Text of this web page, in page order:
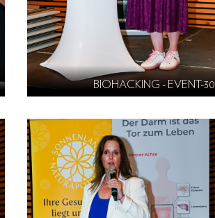
BIOHACKING - EVENT-30